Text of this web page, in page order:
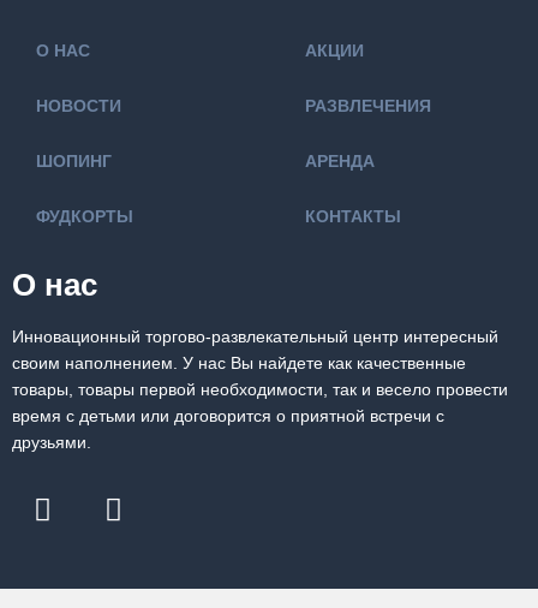
О НАС
НОВОСТИ
ШОПИНГ
ФУДКОРТЫ
АКЦИИ
РАЗВЛЕЧЕНИЯ
АРЕНДА
КОНТАКТЫ
О нас
Инновационный торгово-развлекательный центр интересный
своим наполнением. У нас Вы найдете как качественные
товары, товары первой необходимости, так и весело провести
время с детьми или договорится о приятной встречи с
друзьями.
F
a
e
I
n
t